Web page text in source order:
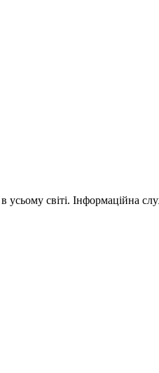
світі. Інформаційна